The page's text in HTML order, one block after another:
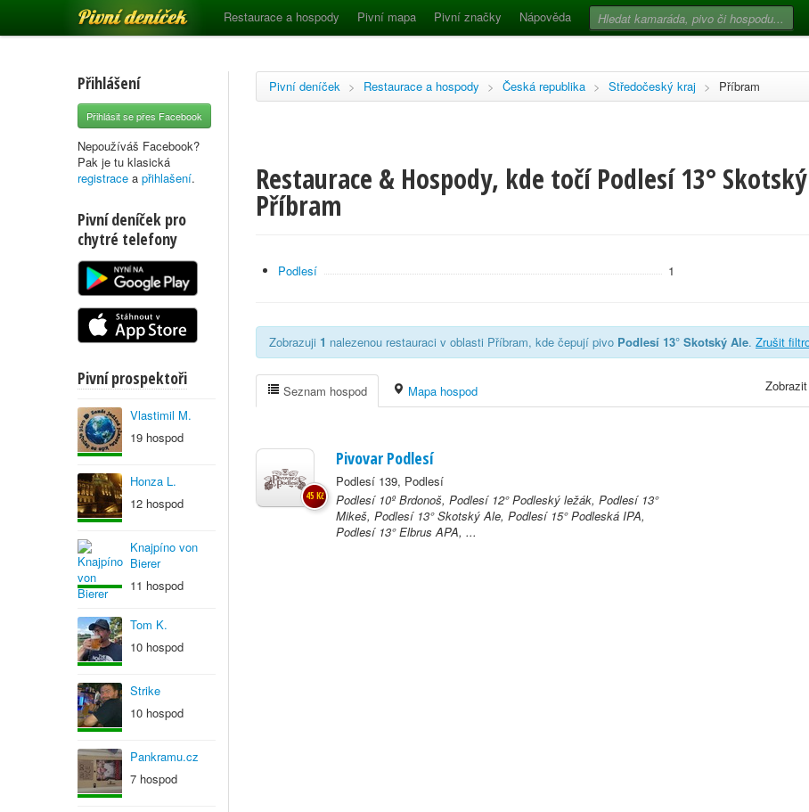
Pivní deníček Restaurace a hospody Pivní mapa Pivní značky Nápověda
Přihlášení
Přihlásit se přes Facebook
Nepoužíváš Facebook?
Pak je tu klasická
registrace a přihlašení.
Pivní deníček pro
chytré telefony
Pivní prospektoři
Vlastimil M.
19 hospod
Honza L.
12 hospod
Knajpíno von
Bierer
11 hospod
Tom K.
10 hospod
Strike
10 hospod
Pankramu.cz
7 hospod
Pivní deníček > Restaurace a hospody > Česká republika > Středočeský kraj > Příbram
Restaurace & Hospody, kde točí Podlesí 13°
Příbram
Podlesí 1
Zobrazuji 1 nalezenou restauraci v oblasti Příbram, kde čepují pivo Podlesí 13° Skotský Ale. Zrušit
Seznam hospod Mapa hospod
Pivovar Podlesí
Podlesí 139, Podlesí
Podlesí 10º Brdonoš, Podlesí 12° Podleský ležák, Podlesí 13°
Mikeš, Podlesí 13° Skotský Ale, Podlesí 15° Podleská IPA,
Podlesí 13° Elbrus APA, ...
45 Kč